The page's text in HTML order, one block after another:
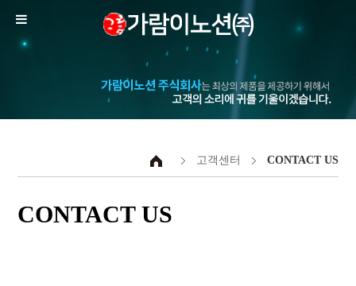
고객센터 CONTACT US
CONTACT US